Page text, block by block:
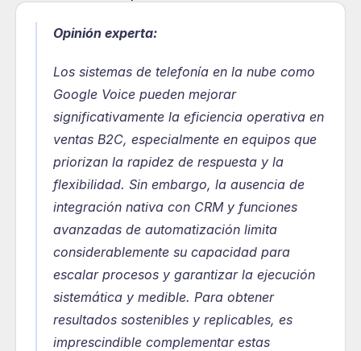
Opinión experta:
Los sistemas de telefonía en la nube como
Google Voice pueden mejorar
significativamente la eficiencia operativa en
ventas B2C, especialmente en equipos que
priorizan la rapidez de respuesta y la
flexibilidad. Sin embargo, la ausencia de
integración nativa con CRM y funciones
avanzadas de automatización limita
considerablemente su capacidad para
escalar procesos y garantizar la ejecución
sistemática y medible. Para obtener
resultados sostenibles y replicables, es
imprescindible complementar estas